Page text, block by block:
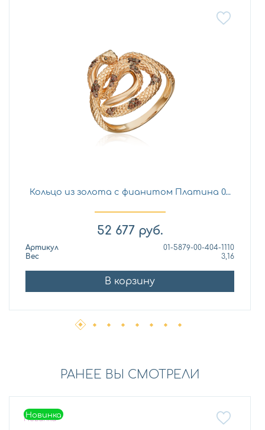
Кольцо из золота с фианитом Платина 0...
52 677 руб.
Артикул
01-5879-00-404-1110
Вес
3,16
В корзину
РАНЕЕ ВЫ СМОТРЕЛИ
Новинка
Новинка